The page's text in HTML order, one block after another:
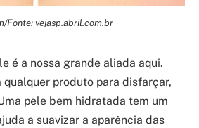
Fonte: vejasp.abril.com.br
é a nossa grande aliada aqui.
qualquer produto para disfarçar,
pele bem hidratada tem um
a suavizar a aparência das